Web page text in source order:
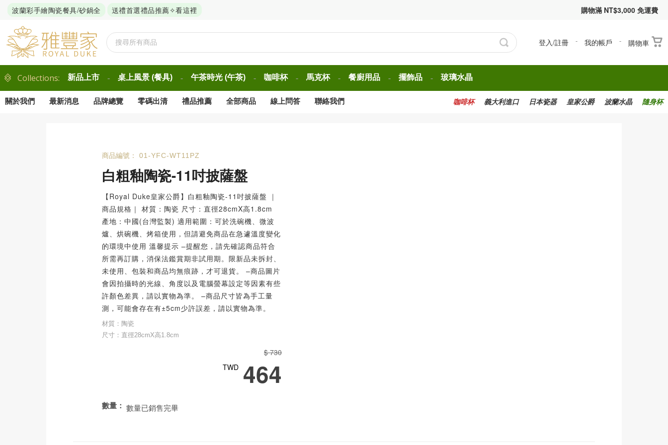
購物滿 NT$3,000 免運費
登入/註冊 - 我的帳戶 - 購物車
波蘭彩手繪陶瓷餐具/砂鍋全 送禮首選禮品推薦✧看這裡
Collections: 新品上市 - 桌上風景 (餐具) - 午茶時光 (午茶) - 咖啡杯 - 馬克杯 - 餐廚用品 - 擺飾品 - 玻璃水晶
關於我們 最新消息 品牌總覽 零碼出清 禮品推薦 全部商品 線上問答 聯絡我們 隨身杯
波蘭水晶
皇家公爵
日本瓷器
義大利進口
咖啡杯
商品編號： 01-YFC-WT11PZ
白粗釉陶瓷-11吋披薩盤
【Royal Duke皇家公爵】白粗釉陶瓷-11吋披薩盤 ｜
商品規格｜ 材質：陶瓷 尺寸：直徑28cmX高1.8cm
產地：中國(台灣監製) 適用範圍：可於洗碗機、微波
爐、烘碗機、烤箱使用，但請避免商品在急遽溫度變化
的環境中使用 溫馨提示 –提醒您，請先確認商品符合
所需再訂購，消保法鑑賞期非試用期。限新品未拆封、
未使用、包裝和商品均無痕跡，才可退貨。 –商品圖片
會因拍攝時的光線、角度以及電腦螢幕設定等因素有些
許顏色差異，請以實物為準。 –商品尺寸皆為手工量
測，可能會存在有±5cm少許誤差，請以實物為準。
材質：陶瓷
尺寸：直徑28cmX高1.8cm
$ 730
TWD 464
數量： 數量已銷售完畢